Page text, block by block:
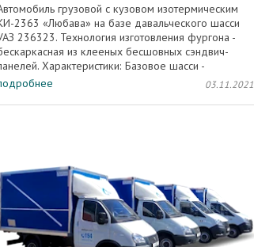
грузовой с кузовом изотермическим
2363 «Любава» на базе давальческого шасси
236323. Технология изготовления фургона -
из клееных бесшовных сэндвич-
Характеристики: Базовое шасси -
236323; Теплоизолятор - ...
03.11.2021